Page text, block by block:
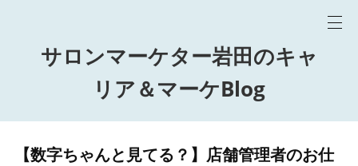
サロンマーケター岩田のキャ
リア＆マーケBlog
【数字ちゃんと見てる？】店舗管理者のお仕